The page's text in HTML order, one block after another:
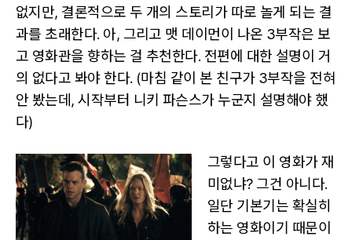
없지만, 결론적으로 두 개의 스토리가 따로 놀게 되는 결
과를 초래한다. 아, 그리고 맷 데이먼이 나온 3부작은 보
고 영화관을 향하는 걸 추천한다. 전편에 대한 설명이 거
의 없다고 봐야 한다. (마침 같이 본 친구가 3부작을 전혀
안 봤는데, 시작부터 니키 파슨스가 누군지 설명해야 했
다)
그렇다고 이 영화가 재
미없냐? 그건 아니다.
일단 기본기는 확실히
하는 영화이기 때문이